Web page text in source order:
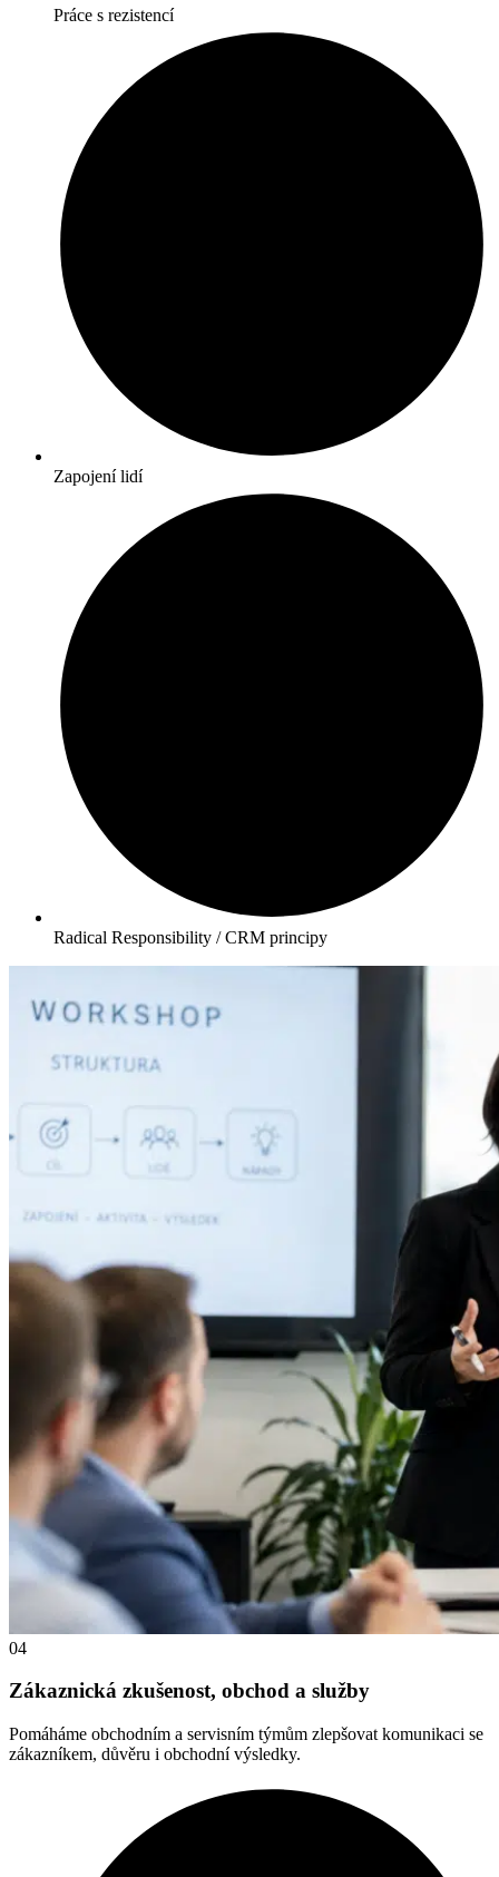
Práce s rezistencí
Zapojení lidí
Radical Responsibility / CRM principy
04
Zákaznická zkušenost, obchod a služby
Pomáháme obchodním a servisním týmům zlepšovat komunikaci se
zákazníkem, důvěru i obchodní výsledky.